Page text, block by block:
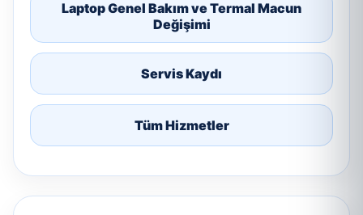
Laptop Genel Bakım ve Termal Macun
Değişimi
Servis Kaydı
Tüm Hizmetler